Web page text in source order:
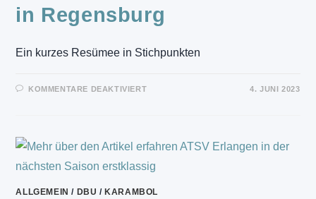
in Regensburg
Ein kurzes Resümee in Stichpunkten
KOMMENTARE DEAKTIVIERTFÜR
4. JUNI 2023
ALLGEMEIN / DBU / KARAMBOL